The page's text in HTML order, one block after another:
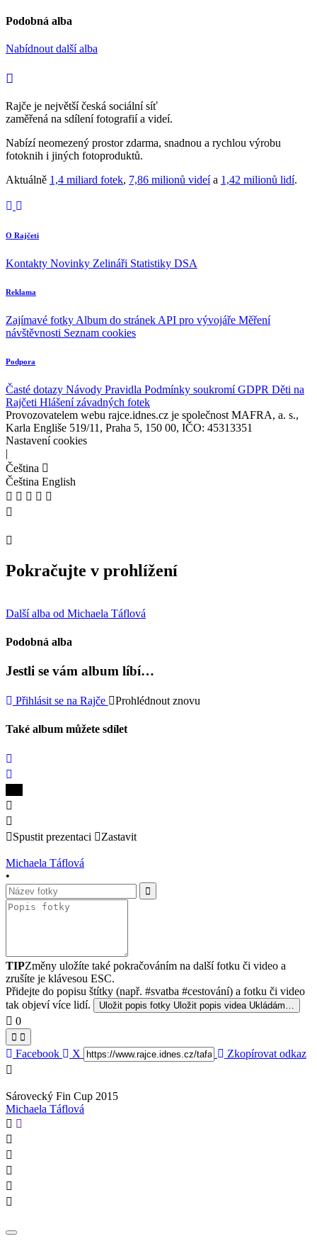
Podobná alba
Nabídnout další alba
Rajče je největší česká sociální síť
zaměřená na sdílení fotografií a videí.
Nabízí neomezený prostor zdarma, snadnou a rychlou výrobu
fotoknih i jiných fotoproduktů.
Aktuálně 1,4 miliard fotek, 7,86 milionů videía 1,42 milionů lidí.
O Rajčeti
Kontakty Novinky Zelináři Statistiky DSA
Reklama
Zajímavé fotky Album do stránek API pro vývojáře Měření
návštěvnosti Seznam cookies
Podpora
Časté dotazy Návody Pravidla Podmínky soukromíGDPR Děti na
Rajčeti Hlášení závadných fotek
Provozovatelem webu rajce.idnes.cz je společnost MAFRA, a. s.,
Karla Engliše 519/11, Praha 5, 150 00, IČO: 45313351
Nastavení cookies
|
Čeština
Čeština English
Pokračujte v prohlížení
Další alba od Michaela Táflová
Podobná alba
Jestli se vám album líbí…
Přihlásit se na Rajče Prohlédnout znovu
Také album můžete sdílet
Spustit prezentaci Zastavit
Michaela Táflová
•
TIPZměny uložíte také pokračováním na další fotku či video a
zrušíte je klávesou ESC.
Přidejte do popisu štítky (např. #svatba #cestování) a fotku či video
tak objeví více lidí.
Uložit popis fotky Uložit popis videa Ukládám…
0
Facebook X Zkopírovat odkaz
Sárovecký Fin Cup 2015
Michaela Táflová